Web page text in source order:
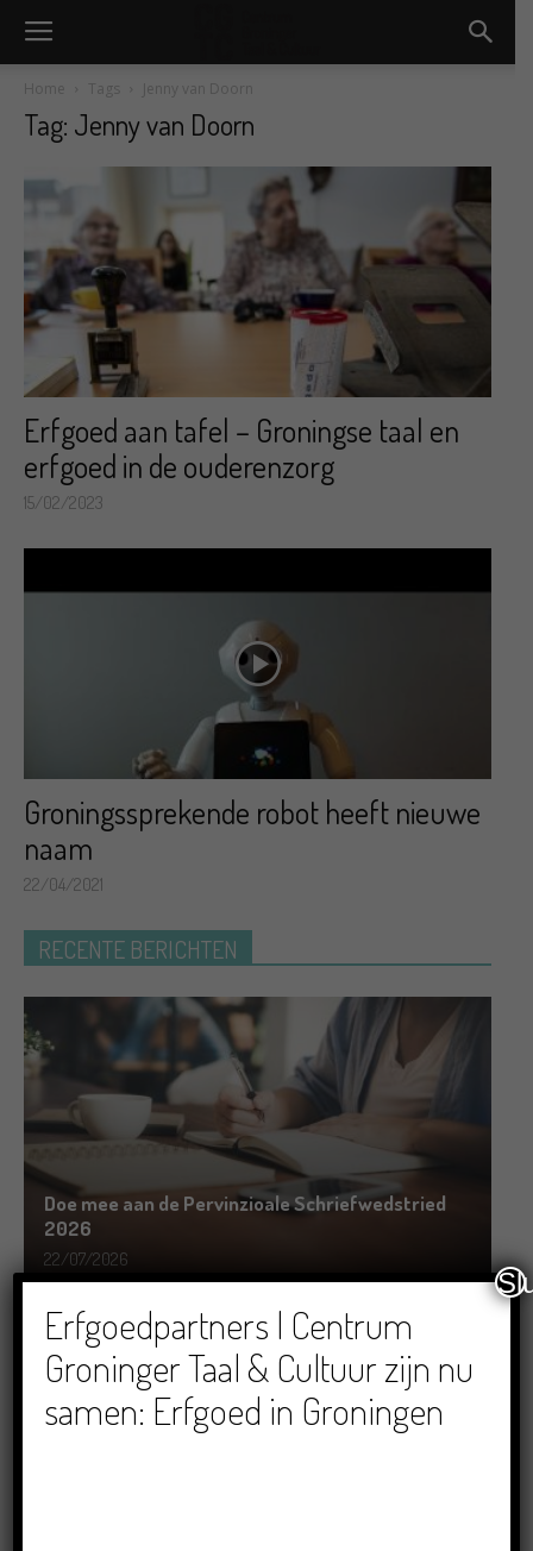
Home Tags Jenny van Doorn
Tag: Jenny van Doorn
Erfgoed aan tafel – Groningse taal en
erfgoed in de ouderenzorg
15/02/2023
Groningssprekende robot heeft nieuwe
naam
22/04/2021
RECENTE BERICHTEN
Doe mee aan de Pervinzioale Schriefwedstried
2026
22/07/2026
Erfgoedpartners | Centrum
Groninger Taal & Cultuur zijn nu
samen: Erfgoed in Groningen